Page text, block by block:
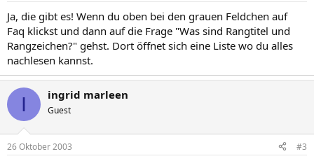
Ja, die gibt es! Wenn du oben bei den grauen Feldchen auf
Faq klickst und dann auf die Frage "Was sind Rangtitel und
Rangzeichen?" gehst. Dort öffnet sich eine Liste wo du alles
nachlesen kannst.
I ingrid marleen
Guest
26 Oktober 2003 #3